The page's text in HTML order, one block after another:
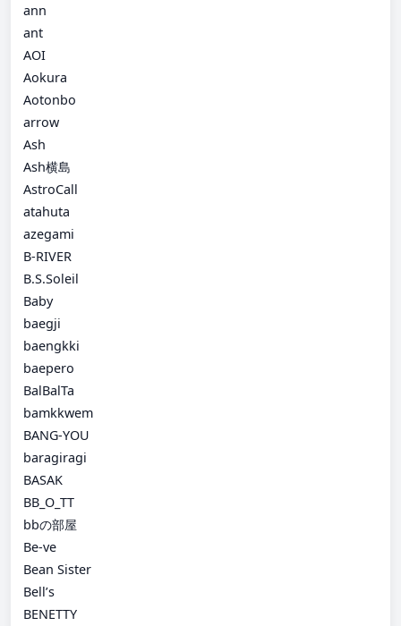
ann
ant
AOI
Aokura
Aotonbo
arrow
Ash
Ash横島
AstroCall
atahuta
azegami
B-RIVER
B.S.Soleil
Baby
baegji
baengkki
baepero
BalBalTa
bamkkwem
BANG-YOU
baragiragi
BASAK
BB_O_TT
bbの部屋
Be-ve
Bean Sister
Bell’s
BENETTY